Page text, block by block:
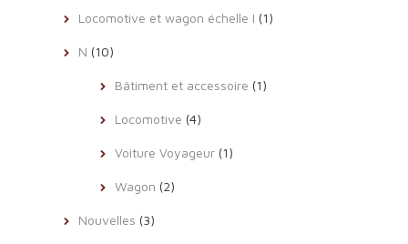
Locomotive et wagon échelle I (1)
N (10)
Bâtiment et accessoire (1)
Locomotive (4)
Voiture Voyageur (1)
Wagon (2)
Nouvelles (3)